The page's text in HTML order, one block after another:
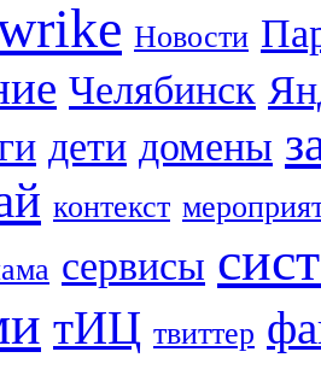
Новости
Челябинск
дети домены
контекст
сервисы
тИЦ твиттер